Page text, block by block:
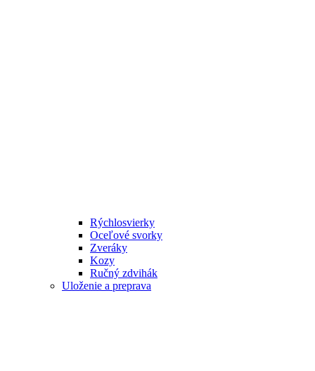
Rýchlosvierky
Oceľové svorky
Zveráky
Kozy
Ručný zdvihák
Uloženie a preprava